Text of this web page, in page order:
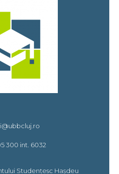
300 int. 6032
Studențesc Hașdeu